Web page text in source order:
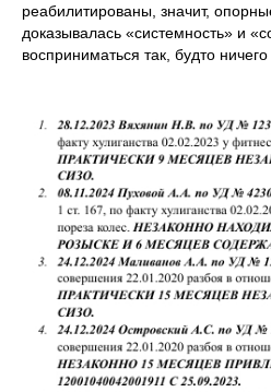
реабилитированы, значит,
доказывалась «системность» и
восприниматься так, будто